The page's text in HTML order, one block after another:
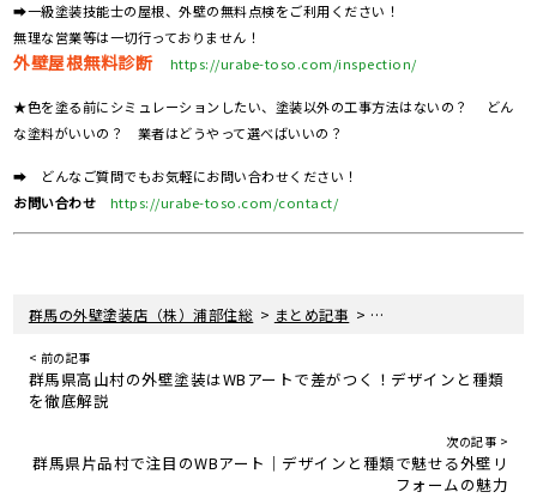
➡一級塗装技能士の屋根、外壁の無料点検をご利用ください！
無理な営業等は一切行っておりません！
外壁屋根無料診断 https://urabe-toso.com/inspection/
★色を塗る前にシミュレーションしたい、塗装以外の工事方法はないの？ どん
な塗料がいいの？ 業者はどうやって選べばいいの？
➡ どんなご質問でもお気軽にお問い合わせください！
お問い合わせ
https://urabe-toso.com/contact/
群馬の外壁塗装店（株）浦部住総 > まとめ記事 > 群馬県利根郡で人気の
< 前の記事
群馬県高山村の外壁塗装はWBアートで差がつく！デザインと種類
を徹底解説
次の記事 >
群馬県片品村で注目のWBアート｜デザインと種類で魅せる外壁リ
フォームの魅力